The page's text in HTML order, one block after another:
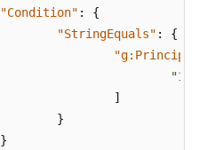
"Condition" :
{
"StringEquals" :
{
]
}
}